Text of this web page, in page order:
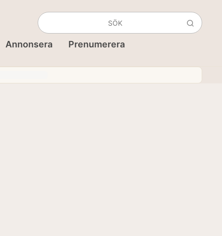
Annonsera Prenumerera